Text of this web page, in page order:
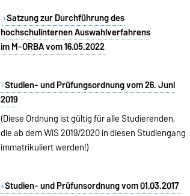
Satzung zur Durchführung des
hochschulinternen Auswahlverfahrens
im M-ORBA vom 16.05.2022
Studien- und Prüfungsordnung vom 26. Juni
2019
(Diese Ordnung ist gültig für alle Studierenden,
die ab dem WiS 2019/2020 in diesen Studiengang
immatrikuliert werden!)
Studien- und Prüfunsordnung vom 01.03.2017